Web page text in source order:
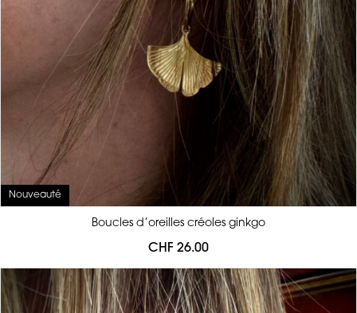
Nouveauté
Boucles d’oreilles créoles ginkgo
CHF 26.00